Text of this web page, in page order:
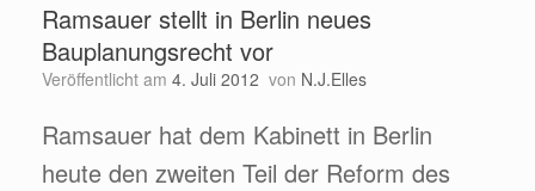
Ramsauer stellt in Berlin neues
Bauplanungsrecht vor
Veröffentlicht am 4. Juli 2012 von N.J.Elles
Ramsauer hat dem Kabinett in Berlin
heute den zweiten Teil der Reform des